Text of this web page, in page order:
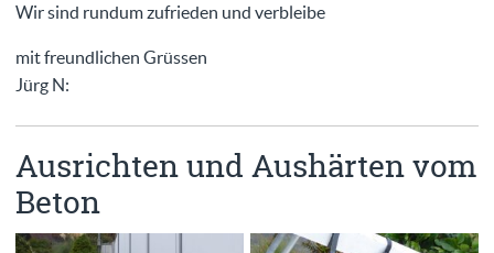
Wir sind rundum zufrieden und verbleibe
mit freundlichen Grüssen
Jürg N:
Ausrichten und Aushärten vom
Beton